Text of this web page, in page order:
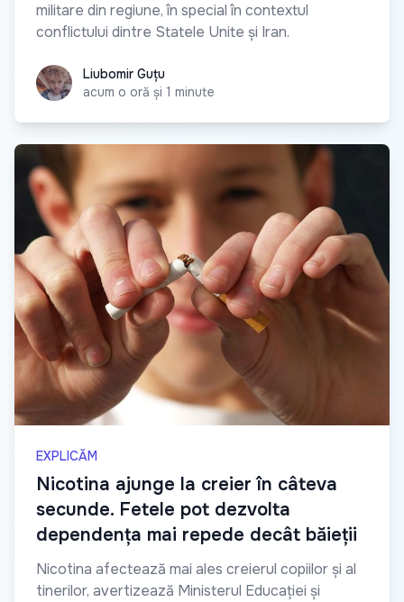
militare din regiune, în special în contextul
conflictului dintre Statele Unite și Iran.
Liubomir Guțu
Liubomir Guțu
acum o oră și 1 minute
EXPLICĂM
Nicotina ajunge la creier în câteva
secunde. Fetele pot dezvolta
dependența mai repede decât băieții
Nicotina afectează mai ales creierul copiilor și al
tinerilor, avertizează Ministerul Educației și